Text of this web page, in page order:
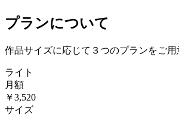
プランについて
作品サイズに応じて３つのプランをご用
ライト
月額
￥3,520
サイズ